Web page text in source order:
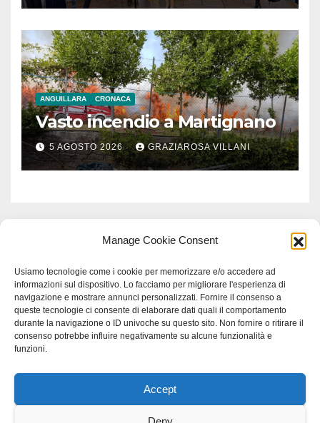
Manage Cookie Consent
Usiamo tecnologie come i cookie per memorizzare e/o accedere ad
informazioni sul dispositivo. Lo facciamo per migliorare l'esperienza di
navigazione e mostrare annunci personalizzati. Fornire il consenso a
queste tecnologie ci consente di elaborare dati quali il comportamento
durante la navigazione o ID univoche su questo sito. Non fornire o ritirare il
consenso potrebbe influire negativamente su alcune funzionalità e
funzioni.
Accept
ANGUILLARA CRONACA
Vasto incendio a Martignano
5 AGOSTO 2026 GRAZIAROSA VILLANI
Proudly powered by WordPress|Tema: Newspaperex di